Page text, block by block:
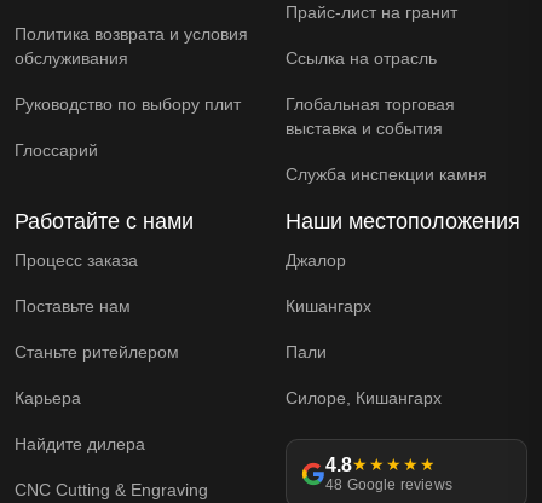
Политика возврата и условия
обслуживания
Руководство по выбору плит
Глоссарий
Прайс-лист на гранит
Ссылка на отрасль
Глобальная торговая
выставка и события
Служба инспекции камня
Работайте с нами
Процесс заказа
Поставьте нам
Станьте ритейлером
Карьера
Найдите дилера
CNC Cutting & Engraving
Наши местоположения
Джалор
Кишангарх
Пали
Силоре, Кишангарх
4.8★★★★★
48 Google reviews